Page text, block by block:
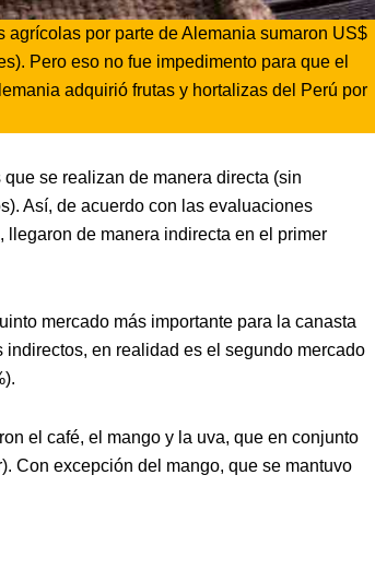
por parte de Alemania sumaron US$
Pero eso no fue impedimento para que el
adquirió frutas y hortalizas del Perú por
se realizan de manera directa (sin
Así, de acuerdo con las evaluaciones
de manera indirecta en el primer
mercado más importante para la canasta
en realidad es el segundo mercado
el café, el mango y la uva, que en conjunto
Con excepción del mango, que se mantuvo